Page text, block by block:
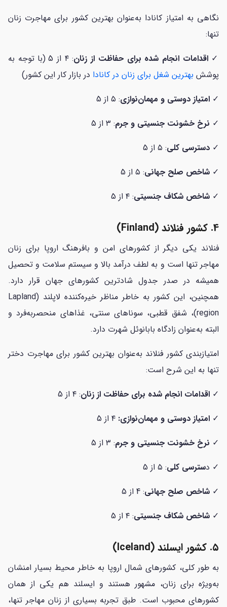
نگاهی به امتیاز کانادا به‌عنوان بهترین کشور برای مهاجرت زنان
تنها:
✓اقدامات انجام شده برای حفاظت از زنان
: ۴ از 5 (با توجه به
پوشش بهترین شغل برای زنان در کانادا در بازار کار این کشور)
✓ امتیاز دوستی و مهمان‌نوازی: ۵ از 5
✓ نرخ خشونت جنسیتی و جرم: ۳ از 5
✓ دسترسی کلی: ۵ از 5
✓ شاخص صلح جهانی: ۵ از 5
✓ شاخص شکاف جنسیتی: ۴ از 5
4. کشور فنلاند (Finland)
فنلاند یکی دیگر از کشورهای امن و بافرهنگ اروپا برای زنان
مهاجر تنها است و به لطف درآمد بالا و سیستم سلامت و تحصیل
همیشه در صدر جدول شادترین کشورهای جهان قرار دارد.
همچنین، این کشور به خاطر مناظر خیره‌کننده لاپلند (Lapland
region)، شفق قطبی، سوناهای سنتی، غذاهای منحصربه‌فرد و
البته به‌عنوان زادگاه بابانوئل شهرت دارد.
امتیازبندی کشور فنلاند به‌عنوان بهترین کشور برای مهاجرت دختر
تنها به این شرح است:
✓ اقدامات انجام شده برای حفاظت از زنان: ۴ از 5
✓ امتیاز دوستی و مهمان‌نوازی:
✓ نرخ خشونت جنسیتی و جرم: ۳ از 5
✓ دسترسی کلی: ۵ از 5
✓ شاخص صلح جهانی: 4 از 5
✓ شاخص شکاف جنسیتی: ۴ از 5
۵. کشور ایسلند (Iceland)
به طور کلی، کشورهای شمال اروپا به خاطر محیط بسیار امنشان
به‌ویژه برای زنان، مشهور هستند و ایسلند هم یکی از همان
کشورهای محبوب است. طبق تجربه بسیاری از زنان مهاجر تنها،